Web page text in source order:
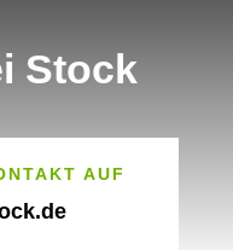
Stock
AUF